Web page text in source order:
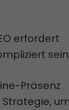
erfordert
Präsenz